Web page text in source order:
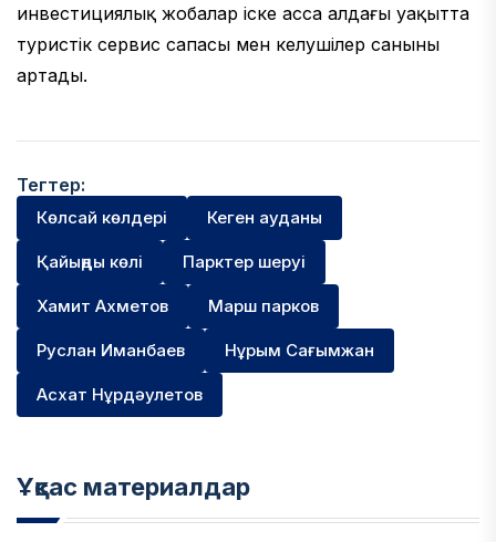
инвестициялық жобалар іске асса алдағы уақытта
туристік сервис сапасы мен келушілер санының
артады.
Тегтер:
Көлсай көлдері Кеген ауданы
Қайыңды көлі Парктер шеруі
Хамит Ахметов Марш парков
Руслан Иманбаев Нұрым Сағымжан
Асхат Нұрдәулетов
Ұқсас материалдар